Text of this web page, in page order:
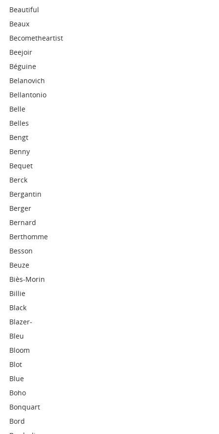
Beautiful
Beaux
Becometheartist
Beejoir
Béguine
Belanovich
Bellantonio
Belle
Belles
Bengt
Benny
Bequet
Berck
Bergantin
Berger
Bernard
Berthomme
Besson
Beuze
Biès-Morin
Billie
Black
Blazer-
Bleu
Bloom
Blot
Blue
Boho
Bonquart
Bord